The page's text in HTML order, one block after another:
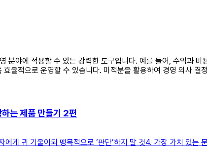
분야에 적용할 수 있는 강력한 도구입니다. 예를 들어, 수익과
율적으로 운영할 수 있습니다. 미적분을 활용하여 경영 의사
제품 만들기 2편
게 귀 기울이되 맹목적으로 ‘판단’하지 말 것4. 가장 가치 있는